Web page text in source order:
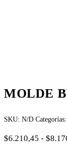
MOLDE
SKU: N/D Categorías:
$6.210,45 - $